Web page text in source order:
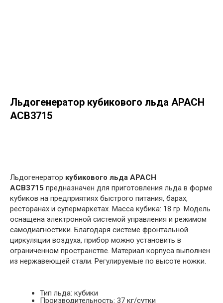
Льдогенератор кубикового льда APACH
ACB3715
Льдогенератор кубикового льда APACH
ACB3715 предназначен для приготовления льда в форме
кубиков на предприятиях быстрого питания, барах,
ресторанах и супермаркетах. Масса кубика: 18 гр. Модель
оснащена электронной системой управления и режимом
самодиагностики. Благодаря системе фронтальной
циркуляции воздуха, прибор можно установить в
ограниченном пространстве. Материал корпуса выполнен
из нержавеющей стали. Регулируемые по высоте ножки.
Тип льда: кубики
Производительность: 37 кг/сутки